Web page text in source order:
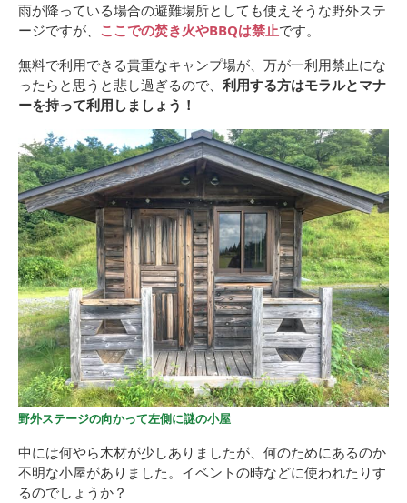
雨が降っている場合の避難場所としても使えそうな野外ステ
ージですが、 ここでの焚き火やBBQは禁止です。
無料で利用できる貴重なキャンプ場が、万が一利用禁止にな
ったらと思うと悲し過ぎるので、 利用する方はモラルとマナ
ーを持って利用しましょう！
野外ステージの向かって左側に謎の小屋
中には何やら木材が少しありましたが、何のためにあるのか
不明な小屋がありました。イベントの時などに使われたりす
るのでしょうか？